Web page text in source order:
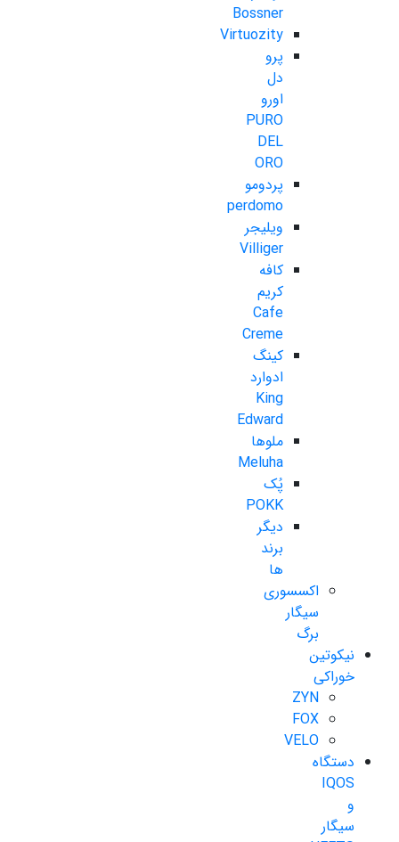
Bossner
Virtuozity
پرو
دل
اورو
PURO
DEL
ORO
پردومو
perdomo
ویلیجر
Villiger
کافه
کریم
Cafe
Creme
کینگ
ادوارد
King
Edward
ملوها
Meluha
پُک
POKK
دیگر
برند
ها
اکسسوری
سیگار
برگ
نیکوتین
خوراکی
ZYN
FOX
VELO
دستگاه
IQOS
و
سیگار